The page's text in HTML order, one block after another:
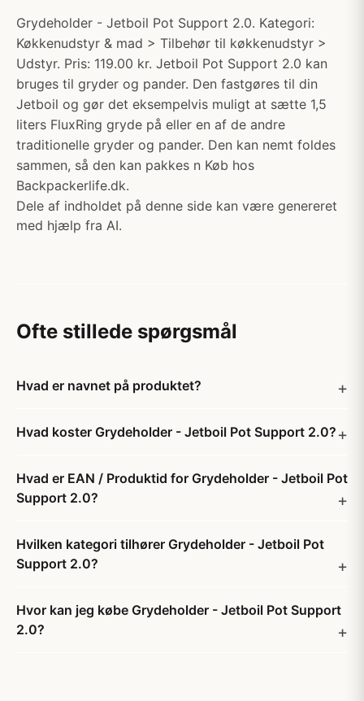
Grydeholder - Jetboil Pot Support 2.0. Kategori:
Køkkenudstyr & mad > Tilbehør til køkkenudstyr >
Udstyr. Pris: 119.00 kr. Jetboil Pot Support 2.0 kan
bruges til gryder og pander. Den fastgøres til din
Jetboil og gør det eksempelvis muligt at sætte 1,5
liters FluxRing gryde på eller en af de andre
traditionelle gryder og pander. Den kan nemt foldes
sammen, så den kan pakkes n Køb hos
Backpackerlife.dk.
Dele af indholdet på denne side kan være genereret
med hjælp fra AI.
Ofte stillede spørgsmål
Hvad er navnet på produktet?
Hvad koster Grydeholder - Jetboil Pot Support 2.0?
Hvad er EAN / Produktid for Grydeholder - Jetboil Pot
Support 2.0?
Hvilken kategori tilhører Grydeholder - Jetboil Pot
Support 2.0?
Hvor kan jeg købe Grydeholder - Jetboil Pot Support
2.0?